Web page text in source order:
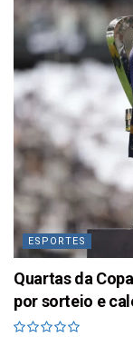
ESPORTES
Quartas da
por sorteio e